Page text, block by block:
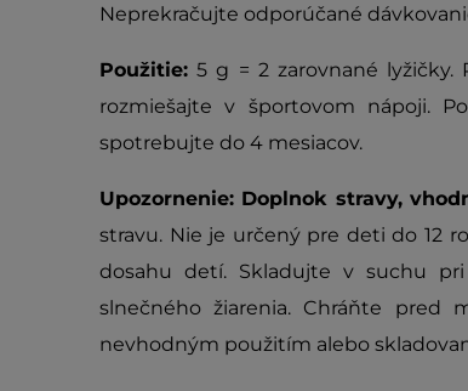
Neprekračujte odporúčané
Použitie: 5 g = 2 zarovnané lyžičky.
rozmiešajte v športovom nápoji.
spotrebujte do 4 mesiacov.
Upozornenie: Doplnok stravy,
stravu. Nie je určený pre deti do 12
dosahu detí. Skladujte v suchu
slnečného žiarenia. Chráňte pred
nevhodným použitím alebo